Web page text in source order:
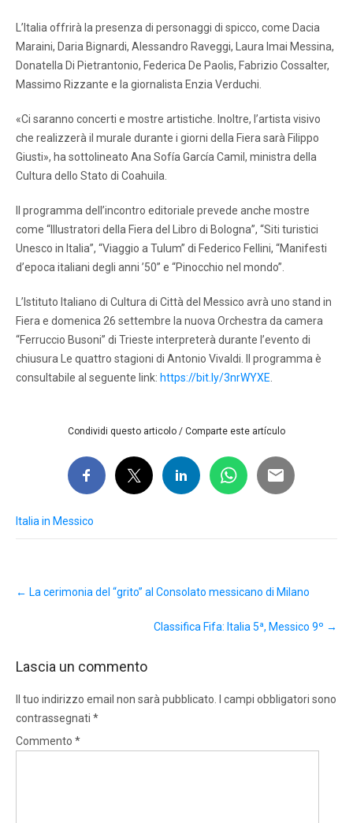
L’Italia offrirà la presenza di personaggi di spicco, come Dacia
Maraini, Daria Bignardi, Alessandro Raveggi, Laura Imai Messina,
Donatella Di Pietrantonio, Federica De Paolis, Fabrizio Cossalter,
Massimo Rizzante e la giornalista Enzia Verduchi.
«Ci ​​saranno concerti e mostre artistiche. Inoltre, l’artista visivo
che realizzerà il murale durante i giorni della Fiera sarà Filippo
Giusti», ha sottolineato Ana Sofía García Camil, ministra della
Cultura dello Stato di Coahuila.
Il programma dell’incontro editoriale prevede anche mostre
come “Illustratori della Fiera del Libro di Bologna”, “Siti turistici
Unesco in Italia”, “Viaggio a Tulum” di Federico Fellini, “Manifesti
d’epoca italiani degli anni ’50” e “Pinocchio nel mondo”.
L’Istituto Italiano di Cultura di Città del Messico avrà uno stand in
Fiera e domenica 26 settembre la nuova Orchestra da camera
“Ferruccio Busoni” di Trieste interpreterà durante l’evento di
chiusura Le quattro stagioni di Antonio Vivaldi. Il programma è
consultabile al seguente link: https://bit.ly/3nrWYXE
Condividi questo articolo / Comparte este artículo
Italia in Messico
navigation
← La cerimonia del “grito” al Consolato messicano di Milano
Classifica Fifa: Italia 5ª, Messico 9º →
Lascia un commento
Il tuo indirizzo email non sarà pubblicato.
I campi obbligatori sono
contrassegnati *
Commento *